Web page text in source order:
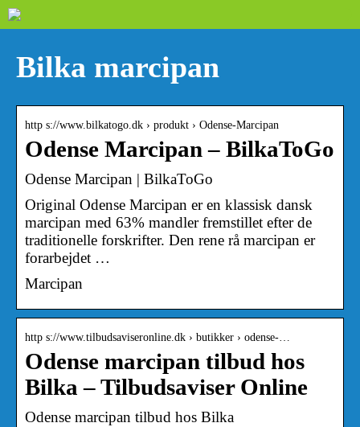
Bilka marcipan
http s://www.bilkatogo.dk › produkt › Odense-Marcipan
Odense Marcipan – BilkaToGo
Odense Marcipan | BilkaToGo
Original Odense Marcipan er en klassisk dansk
marcipan med 63% mandler fremstillet efter de
traditionelle forskrifter. Den rene rå marcipan er
forarbejdet …
Marcipan
http s://www.tilbudsaviseronline.dk › butikker › odense-…
Odense marcipan tilbud hos
Bilka – Tilbudsaviser Online
Odense marcipan tilbud hos Bilka